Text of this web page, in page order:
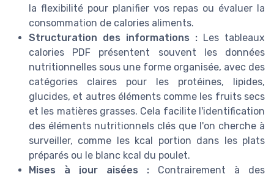
la flexibilité pour planifier vos repas ou évaluer la
consommation de calories aliments.
Structuration des informations : Les tableaux
calories PDF présentent souvent les données
nutritionnelles sous une forme organisée, avec des
catégories claires pour les protéines, lipides,
glucides, et autres éléments comme les fruits secs
et les matières grasses. Cela facilite l'identification
des éléments nutritionnels clés que l'on cherche à
surveiller, comme les kcal portion dans les plats
préparés ou le blanc kcal du poulet.
Mises à jour aisées : Contrairement à des